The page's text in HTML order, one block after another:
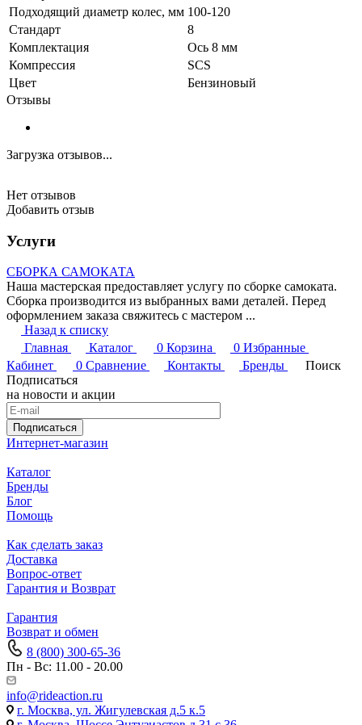
Подходящий диаметр колес, мм 100-120
Стандарт
8
Комплектация
Ось 8 мм
Компрессия
SCS
Цвет
Бензиновый
Отзывы
Загрузка отзывов...
Нет отзывов
Добавить отзыв
Услуги
СБОРКА САМОКАТА
Наша мастерская предоставляет услугу по сборке самоката.
Сборка производится из выбранных вами деталей. Перед
оформлением заказа свяжитесь с мастером ...
Назад к списку
Главная
Каталог 0 Корзина 0 Избранные
Кабинет
0 Сравнение Контакты Бренды
Поиск
Подписаться
на новости и акции
Подписаться
Интернет-магазин
Каталог
Бренды
Блог
Помощь
Как сделать заказ
Доставка
Вопрос-ответ
Гарантия и Возврат
Гарантия
Возврат и обмен
8 (800) 300-65-36
Пн - Вс: 11.00 - 20.00
info@rideaction.ru
г. Москва, ул. Жигулевская д.5 к.5